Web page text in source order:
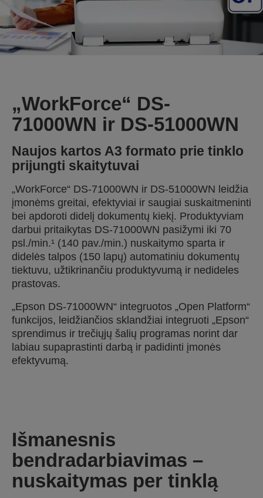
„WorkForce“ DS-
71000WN ir DS-51000WN
Naujos kartos A3 formato prie tinklo
prijungti skaitytuvai
„WorkForce“ DS-71000WN ir DS-51000WN leidžia
įmonėms greitai, efektyviai ir saugiai suskaitmeninti
bei apdoroti didelį dokumentų kiekį. Produktyviam
darbui pritaikytas DS-71000WN pasižymi iki 70
psl./min.¹ (140 pav./min.) nuskaitymo sparta ir
didelės talpos (150 lapų) automatiniu dokumentų
tiektuvu, užtikrinančiu produktyvumą ir nedideles
prastovas.
„Epson DS-71000WN“ integruotos „Open Platform“
funkcijos, leidžiančios sklandžiai integruoti „Epson“
sprendimus ir trečiųjų šalių programas norint dar
labiau supaprastinti darbą ir padidinti įmonės
efektyvumą.
Išmanesnis
bendradarbiavimas –
nuskaitymas per tinklą